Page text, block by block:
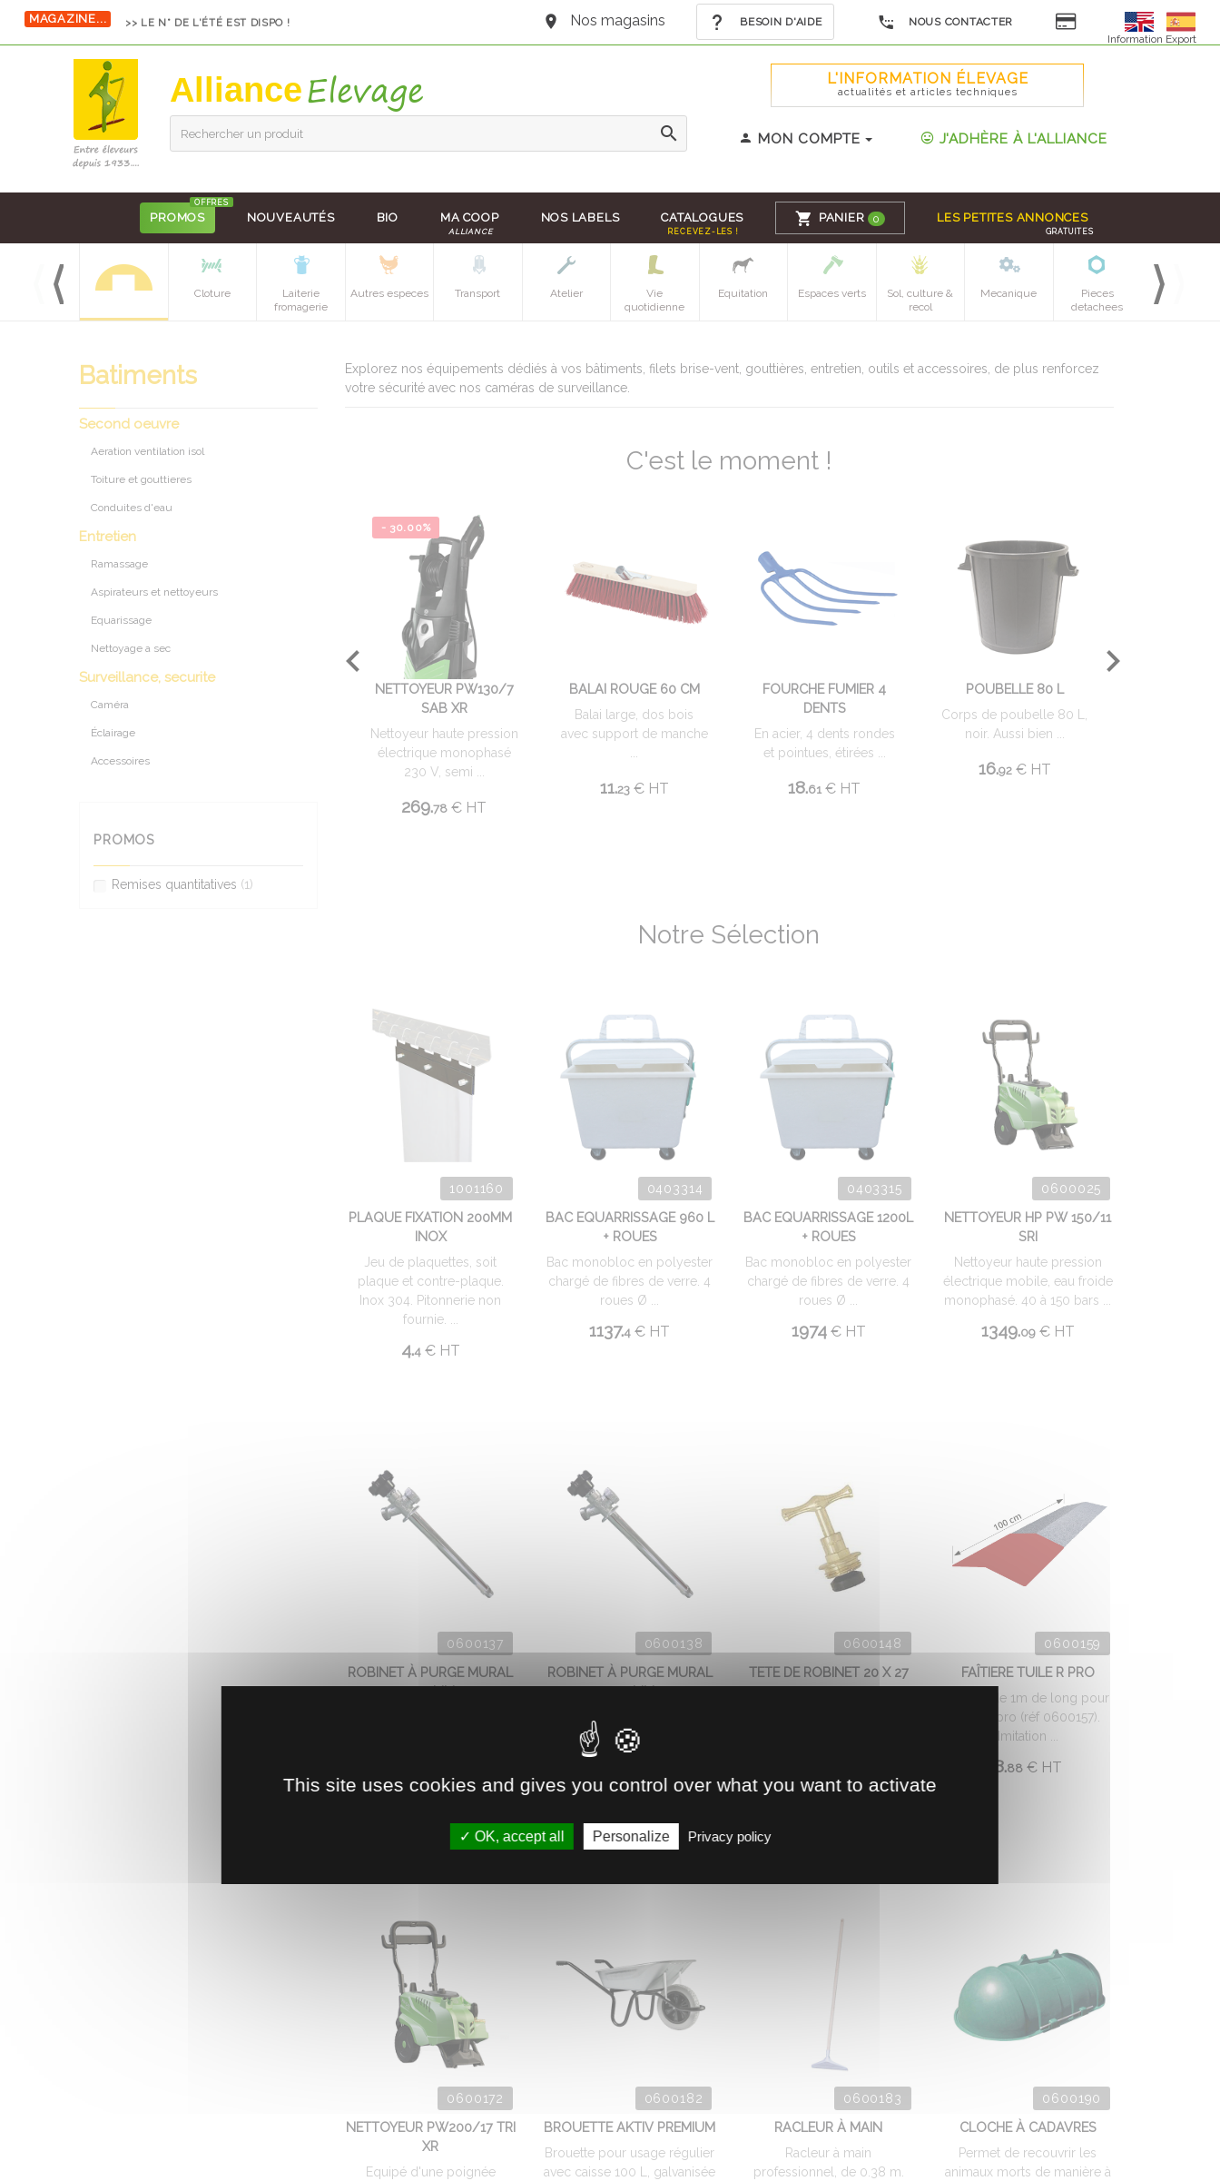
MAGAZINE... >> LE N° DE L'ÉTÉ EST DISPO ! Nos magasins BESOIN D'AIDE
NOUS CONTACTER
Information Export
Alliance
Rechercher un produit
L'INFORMATION ÉLEVAGE
actualités et articles techniques
MON COMPTE J'ADHÈRE À L'ALLIANCE
PROMOS
OFFRES
NOUVEAUTÉS BIO MA COOP
ALLIANCE
NOS LABELS CATALOGUES
RECEVEZ-LES !
PANIER 0 LES PETITES ANNONCES
GRATUITES
Equipements
Cloture
Laiterie
fromagerie
Autres especes Transport Atelier
Vie
quotidienne
Equitation Espaces verts
Sol, culture &
recol
Mecanique
Pieces
detachees
Explorez nos équipements dédiés à vos bâtiments, filets brise-vent, gouttières, entretien, outils et accessoires, de plus renforcez
votre sécurité avec nos caméras de surveillance.
C'est le moment !
- 30.00%
NETTOYEUR PW130/7
SAB XR
Nettoyeur haute pression
électrique monophasé
230 V, semi ...
269.78 € HT
BALAI ROUGE 60 CM
Balai large, dos bois
avec support de manche
11.23 €HT
FOURCHE FUMIER 4
DENTS
En acier, 4 dents rondes
et pointues, étirées ...
18.61 € HT
POUBELLE 80 L
Corps de poubelle 80 L,
noir. Aussi bien ...
16.92 €HT
Notre Sélection
1001160
PLAQUE FIXATION 200MM
INOX
Jeu de plaquettes, soit
plaque et contre-plaque.
Inox 304. Pitonnerie non
fournie. ...
4.4 €HT
0403314
BAC EQUARRISSAGE 960 L
+ ROUES
Bac monobloc en polyester
chargé de fibres de verre. 4
roues Ø ...
1137.4 € HT
0403315
BAC EQUARRISSAGE 1200L
+ ROUES
Bac monobloc en polyester
chargé de fibres de verre. 4
roues Ø ...
1974 €HT
0600025
NETTOYEUR HP PW 150/11
SRI
Nettoyeur haute pression
électrique mobile, eau froide
monophasé. 40 à 150 bars ...
1349.09 €HT
0600137
ROBINET À PURGE MURAL
250 MM
0600138
ROBINET À PURGE MURAL
300 MM
monobloc. Se purge
automatiquement à sa
0600148
TETE DE ROBINET 20 X 27
0600159
FAÎTIERE TUILE R PRO
Faîtière de 1m de long pour
tuile R pro (réf 0600157).
Imitation ...
8.88 €HT
0600172
NETTOYEUR PW200/17 TRI
XR
Equipé d'une poignée
0600182
BROUETTE AKTIV PREMIUM
Brouette pour usage régulier
avec caisse 100 L, galvanisée
0600183
RACLEUR À MAIN
Racleur à main
professionnel, de 0.38 m.
0600190
CLOCHE À CADAVRES
Permet de recouvrir les
animaux morts de manière à
Batiments
Second oeuvre
Aeration ventilation isol
Toiture et gouttieres
Conduites d'eau
Entretien
Ramassage
Aspirateurs et nettoyeurs
Equarissage
Nettoyage a sec
Surveillance, securite
Caméra
Éclairage
Accessoires
PROMOS
Remises quantitatives (1)
This site uses cookies and gives you control over what you want to activate
OK, accept all Personalize Privacy policy